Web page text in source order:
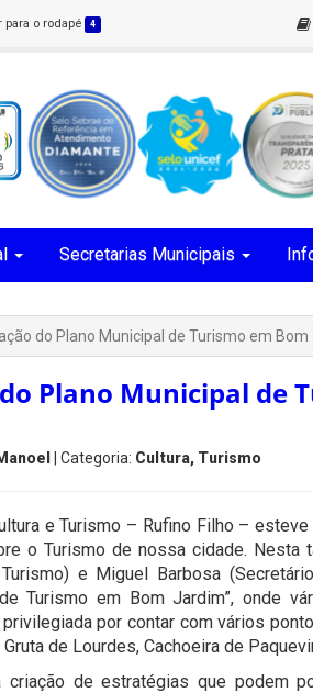
para o rodapé 4
Secretarias Municipais
do Plano Municipal de Turismo em
Plano Municipal de
| Categoria: Cultura, Turismo
e Turismo – Rufino Filho –
o Turismo de nossa cidade. Nesta
e Miguel Barbosa
Turismo em Bom Jardim”, onde
por contar com vários
de Lourdes, Cachoeira de
de estratégias que podem